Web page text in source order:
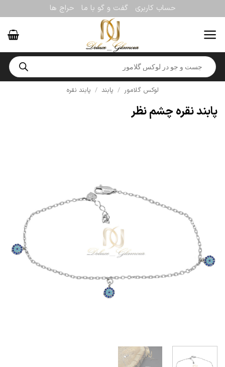
to
content
حساب کاربری گفت و گو با ما حراج ها
Products
search
لوکس گلامور / پابند / پابند نقره
پابند نقره چشم نظر